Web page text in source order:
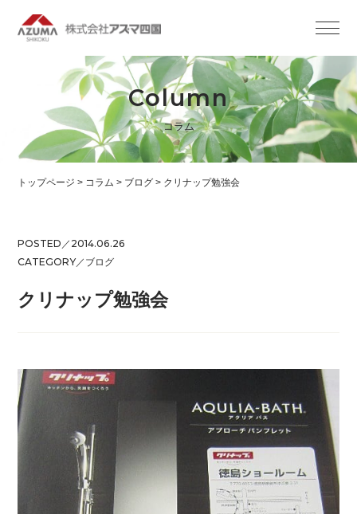
Column
コラム
トップページ > コラム > ブログ > クリナップ勉強会
POSTED／2014.06.26
CATEGORY／ ブログ
クリナップ勉強会